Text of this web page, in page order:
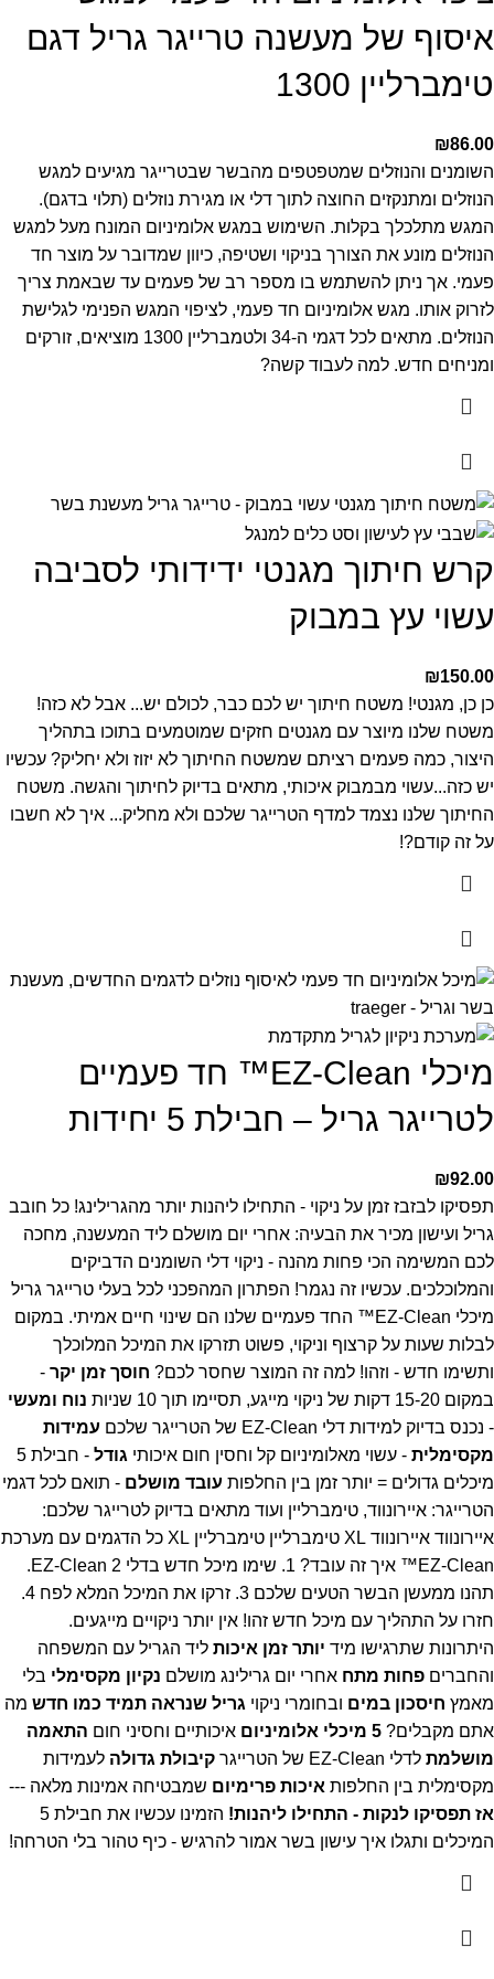
איסוף של מעשנה טרייגר גריל דגם
טימברליין 1300
₪86.00
השומנים והנוזלים שמטפטפים מהבשר שבטרייגר מגיעים למגש
הנוזלים ומתנקזים החוצה לתוך דלי או מגירת נוזלים (תלוי בדגם).
המגש מתלכלך בקלות. השימוש במגש אלומיניום המונח מעל למגש
הנוזלים מונע את הצורך בניקוי ושטיפה, כיוון שמדובר על מוצר חד
פעמי. אך ניתן להשתמש בו מספר רב של פעמים עד שבאמת צריך
לזרוק אותו. מגש אלומיניום חד פעמי, לציפוי המגש הפנימי לגלישת
הנוזלים. מתאים לכל דגמי ה-34 ולטמברליין 1300
מוציאים, זורקים
ומניחים חדש. למה לעבוד קשה?
קרש חיתוך מגנטי ידידותי לסביבה
עשוי עץ במבוק
₪150.00
כן כן, מגנטי! משטח חיתוך יש לכם כבר, לכולם יש... אבל לא כזה!
משטח שלנו מיוצר עם מגנטים חזקים שמוטמעים בתוכו בתהליך
היצור, כמה פעמים רציתם שמשטח החיתוך לא יזוז ולא יחליק? עכשיו
יש כזה...עשוי מבמבוק איכותי, מתאים בדיוק לחיתוך והגשה. משטח
החיתוך שלנו נצמד למדף הטרייגר שלכם ולא מחליק... איך לא חשבו
על זה קודם?!
מיכלי EZ-Clean™ חד פעמיים
לטרייגר גריל – חבילת 5 יחידות
₪92.00
תפסיקו לבזבז זמן על ניקוי - התחילו ליהנות יותר מהגרילינג! כל חובב
גריל ועישון מכיר את הבעיה: אחרי יום מושלם ליד המעשנה, מחכה
לכם המשימה הכי פחות מהנה - ניקוי דלי השומנים הדביקים
והמלוכלכים. עכשיו זה נגמר! הפתרון המהפכני לכל בעלי טרייגר גריל
מיכלי EZ-Clean™ החד פעמיים שלנו הם שינוי חיים אמיתי. במקום
לבלות שעות על קרצוף וניקוי, פשוט תזרקו את המיכל המלוכלך
ותשימו חדש - וזהו! למה זה המוצר שחסר לכם? חוסך זמן יקר -
במקום 15-20 דקות של ניקוי מייגע, תסיימו תוך 10 שניות
נוח ומעשי
- נכנס בדיוק למידות דלי EZ-Clean של הטרייגר שלכם
עמידות
מקסימלית - עשוי מאלומיניום קל וחסין חום איכותי גודל
- חבילת 5
מיכלים גדולים = יותר זמן בין החלפות עובד מושלם - תואם לכל דגמי
הטרייגר: איירונווד, טימברליין ועוד מתאים בדיוק לטרייגר שלכם:
איירונווד איירונווד XL טימברליין טימברליין XL
כל הדגמים עם מערכת
EZ-Clean™
איך זה עובד? 1. שימו מיכל חדש בדלי EZ-Clean
2.
תהנו ממעשן הבשר הטעים שלכם 3. זרקו את המיכל המלא לפח
4.
חזרו על התהליך עם מיכל חדש זהו! אין יותר ניקויים מייגעים.
היתרונות שתרגישו מיד יותר זמן איכות ליד הגריל עם המשפחה
והחברים פחות מתח אחרי יום גרילינג מושלם נקיון מקסימלי בלי
מאמץ חיסכון במים ובחומרי ניקוי גריל שנראה תמיד כמו חדש מה
אתם מקבלים? 5 מיכלי אלומיניום איכותיים וחסיני חום התאמה
מושלמת לדלי EZ-Clean של הטרייגר קיבולת גדולה לעמידות
מקסימלית בין החלפות איכות פרימיום שמבטיחה אמינות מלאה ---
אז תפסיקו לנקות - התחילו ליהנות!
הזמינו עכשיו את חבילת 5
המיכלים ותגלו איך עישון בשר אמור להרגיש - כיף טהור בלי הטרחה!